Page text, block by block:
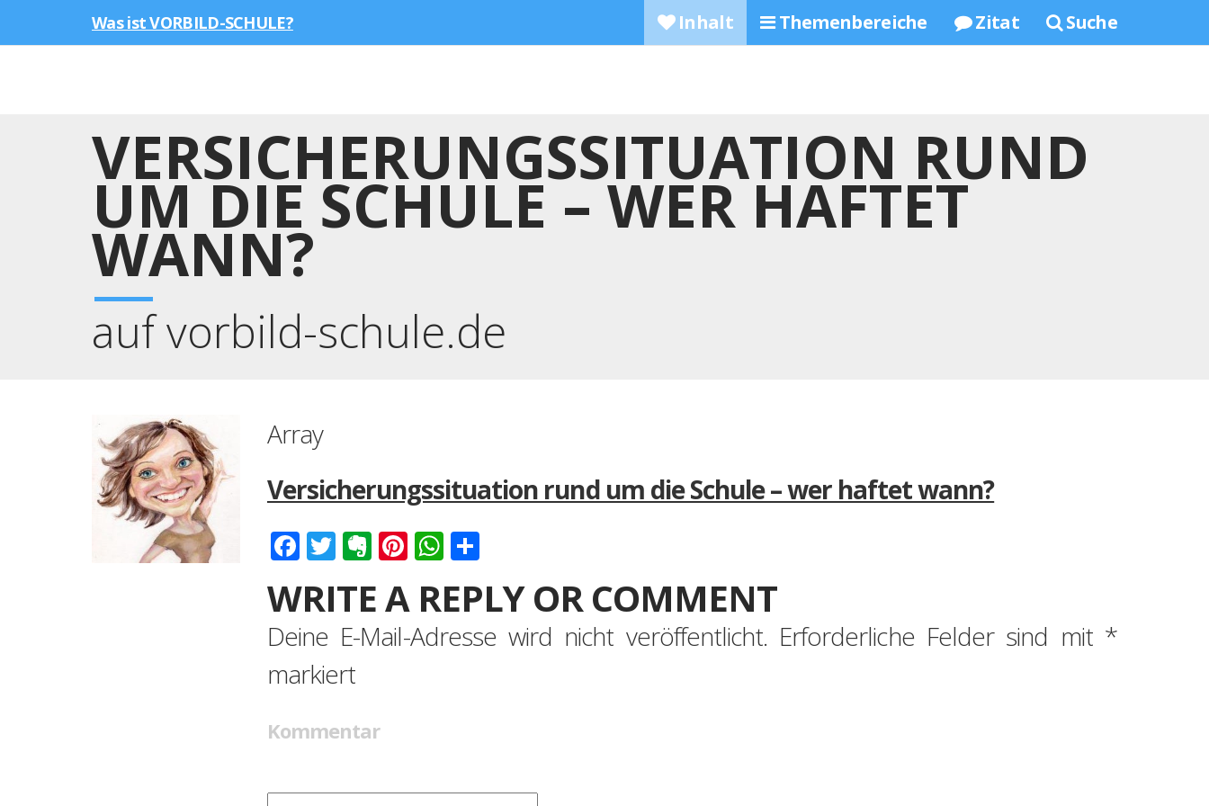
Was ist VORBILD-SCHULE? Inhalt Themenbereiche Zitat Suche
VERSICHERUNGSSITUATION RUND
UM DIE SCHULE – WER HAFTET
WANN?
auf vorbild-schule.de
Array
Versicherungssituation rund um die Schule – wer haftet wann?
Facebook
Twitter
Evernote
Pinterest
WhatsApp
WRITE A REPLY OR COMMENT
Deine E-Mail-Adresse wird nicht veröffentlicht. Erforderliche Felder sind mit *
markiert
Kommentar